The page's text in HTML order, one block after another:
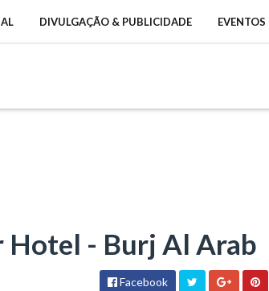
DIVULGAÇÃO & PUBLICIDADE EVENTOS
Hotel - Burj Al Arab
Facebook